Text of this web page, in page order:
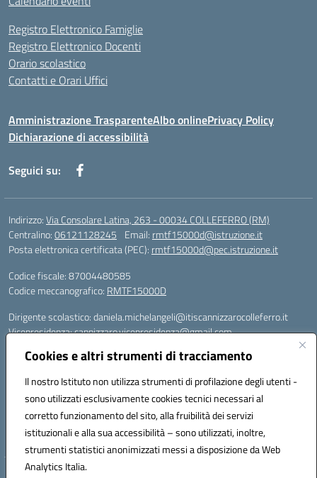
Cookies e altri strumenti di tracciamento
Il nostro Istituto non utilizza strumenti di profilazione degli utenti -
sono utilizzati esclusivamente cookies tecnici necessari al
corretto funzionamento del sito, alla fruibilità dei servizi
istituzionali e alla sua accessibilità – sono utilizzati, inoltre,
strumenti statistici anonimizzati messi a disposizione da Web
Analytics Italia.
Registro Elettronico Famiglie
Registro Elettronico Docenti
Orario scolastico
Contatti e Orari Uffici
Amministrazione TrasparenteAlbo onlinePrivacy Policy
Dichiarazione di accessibilità
Seguici su:
Indirizzo:Via Consolare Latina, 263 - 00034 COLLEFERRO (RM)
Centralino:06121128245 Email: rmtf15000d@istruzione.it
Posta elettronica certificata (PEC): rmtf15000d@pec.istruzione.it
Codice fiscale: 87004480585
Codice meccanografico: RMTF15000D
Dirigente scolastico: daniela.michelangeli@itiscannizzarocolleferro.it
Vicepresidenza: cannizzaro.vicepresidenza@gmail.com
Supporto piattaforme DDI (creazione account e rigenerazione credenziali)
supporto_gsuite@itiscannizzarocolleferro.it
Microsoft Office 365 (Teams):
supporto_office365@cannizzaro.onmicrosoft.com